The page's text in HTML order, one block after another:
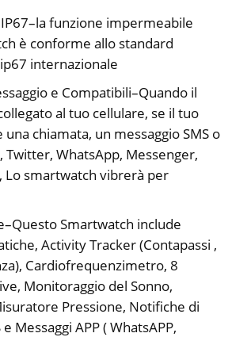
funzione impermeabile
è conforme allo standard
internazionale
e Compatibili–Quando il
al tuo cellulare, se il tuo
chiamata, un messaggio SMS o
Twitter, WhatsApp, Messenger,
Lo smartwatch vibrerà per
Smartwatch include
Activity Tracker (Contapassi ,
Cardiofrequenzimetro, 8
Monitoraggio del Sonno,
Pressione, Notifiche di
Messaggi APP ( WhatsAPP,